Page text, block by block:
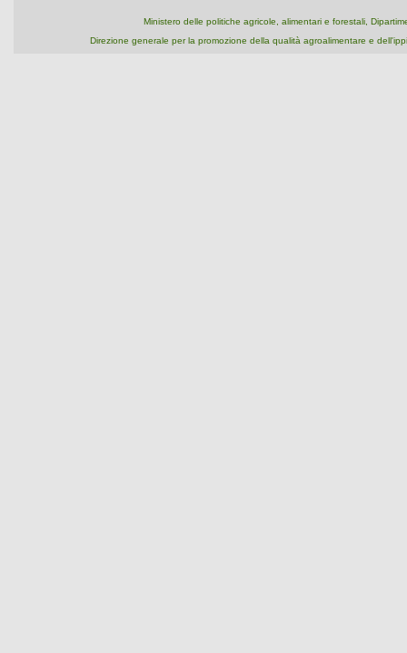
Ministero delle politiche agricole, alimentari e forestali,
Direzione generale per la promozione della qualità agroalimentare e